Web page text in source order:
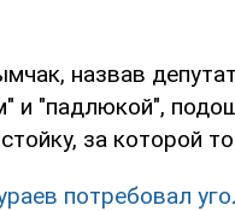
назвав
и "падлюкой",
за которой
потребовал